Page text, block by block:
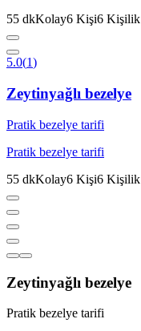
55 dkKolay6 Kişi6 Kişilik
5.0(1)
Zeytinyağlı bezelye
Pratik bezelye tarifi
Pratik bezelye tarifi
55 dkKolay6 Kişi6 Kişilik
Zeytinyağlı bezelye
Pratik bezelye tarifi